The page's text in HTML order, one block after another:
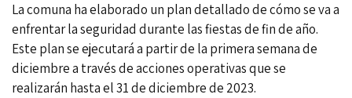
La comuna ha elaborado un plan detallado de cómo se va a
enfrentar la seguridad durante las fiestas de fin de año.
Este plan se ejecutará a partir de la primera semana de
diciembre a través de acciones operativas que se
realizarán hasta el 31 de diciembre de 2023.